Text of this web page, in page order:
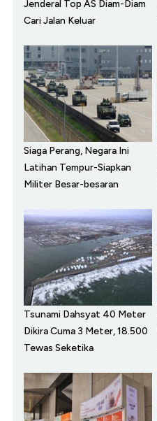
Jenderal Top AS Diam-Diam
Cari Jalan Keluar
Siaga Perang, Negara Ini
Latihan Tempur-Siapkan
Militer Besar-besaran
Tsunami Dahsyat 40 Meter
Dikira Cuma 3 Meter, 18.500
Tewas Seketika